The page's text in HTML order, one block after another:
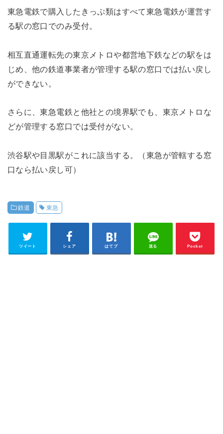
東急電鉄で購入したきっぷ類はすべて東急電鉄が運営す
る駅の窓口でのみ受付。
相互直通運転先の東京メトロや都営地下鉄などの駅をは
じめ、他の鉄道事業者が管理する駅の窓口では払い戻し
ができない。
さらに、東急電鉄と他社との境界駅でも、東京メトロな
どが管理する窓口では受付がない。
渋谷駅や目黒駅がこれに該当する。（東急が管轄する窓
口なら払い戻し可）
鉄道 東急
ツイート シェア はてブ 送る Pocket